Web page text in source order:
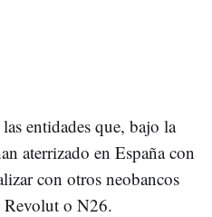
entidades que, bajo la
aterrizado en España con
con otros neobancos
Revolut o N26.